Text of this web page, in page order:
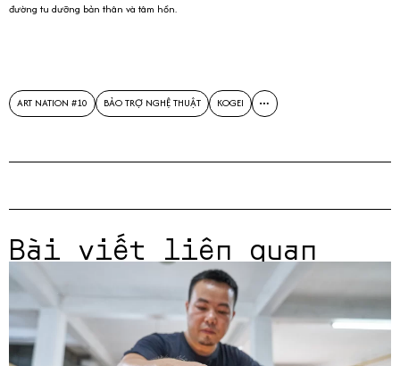
đường tu dưỡng bản thân và tâm hồn.
ART NATION #10 BẢO TRỢ NGHỆ THUẬT KOGEI
Bài viết liên quan